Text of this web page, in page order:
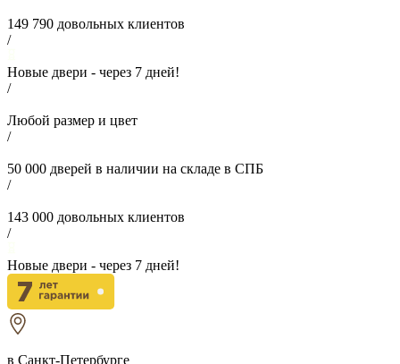
149 790 довольных клиентов
/
Новые двери - через 7 дней!
/
Любой размер и цвет
/
50 000 дверей в наличии на складе в СПБ
/
143 000 довольных клиентов
/
Новые двери - через 7 дней!
в Санкт-Петербурге